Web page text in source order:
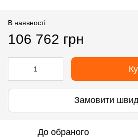
В наявності
106 762 грн
Замовити
До обраного